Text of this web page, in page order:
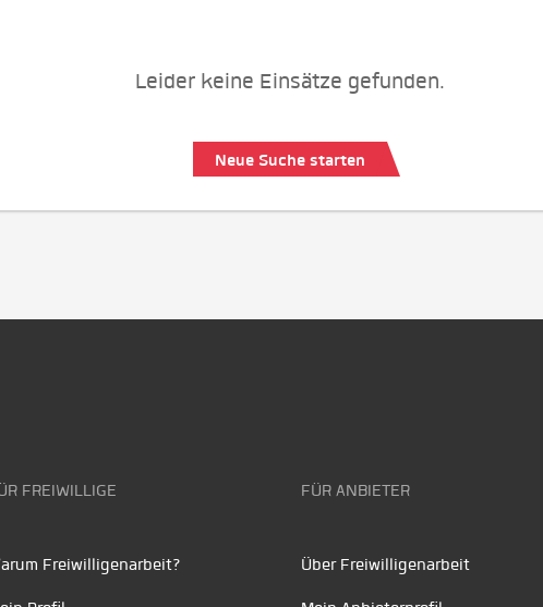
Leider keine Einsätze gefunden.
Neue Suche starten
FREIWILLIGE
Freiwilligenarbeit?
FÜR ANBIETER
Über Freiwilligenarbeit